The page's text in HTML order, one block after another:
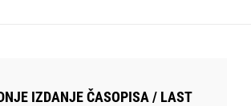
IZDANJE ČASOPISA / LAST